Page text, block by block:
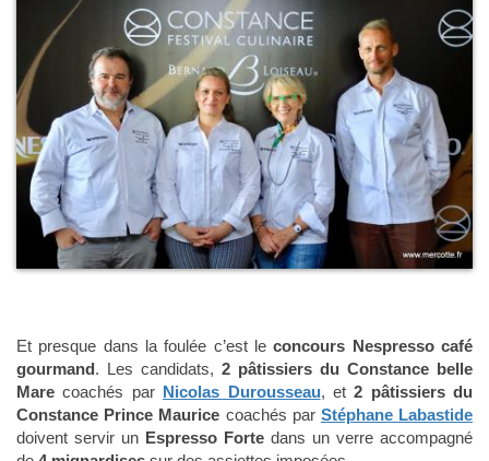
Et presque dans la foulée c’est leconcours Nespresso café
gourmand. Les candidats, 2 pâtissiers du Constance belle
Mare coachés par Nicolas Durousseau, et2 pâtissiers du
Constance Prince Maurice coachés par Stéphane Labastide
doivent servir un Espresso Forte dans un verre accompagné